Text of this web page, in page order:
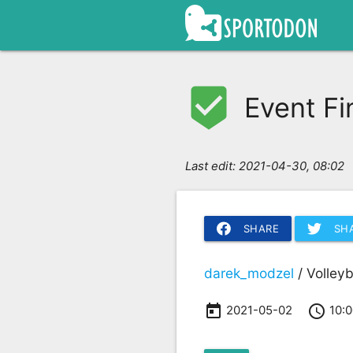
beenhere Event
Last edit: 2021-04-30, 08:02
SHARE
darek_modzel /
today 2021-05-02 access_time